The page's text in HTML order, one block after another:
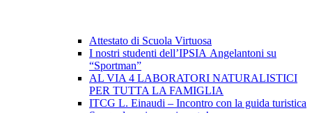
Attestato di Scuola Virtuosa
I nostri studenti dell’IPSIA Angelantoni su
“Sportman”
AL VIA 4 LABORATORI NATURALISTICI
PER TUTTA LA FAMIGLIA
ITCG L. Einaudi – Incontro con la guida turistica